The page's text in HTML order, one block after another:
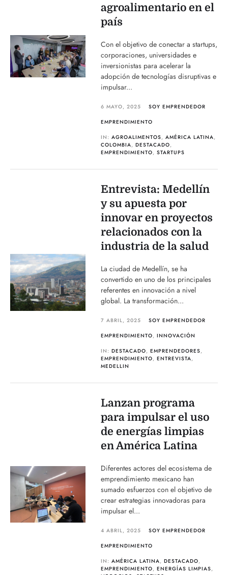
agroalimentario en el
país
Con el objetivo de conectar a startups,
corporaciones, universidades e
inversionistas para acelerar la
adopción de tecnologías disruptivas e
impulsar...
6 MAYO, 2025
SOY EMPRENDEDOR
EMPRENDIMIENTO
IN:AGROALIMENTOS,AMÉRICA LATINA,
COLOMBIA,DESTACADO,
EMPRENDIMIENTO,STARTUPS
Entrevista: Medellín
y su apuesta por
innovar en proyectos
relacionados con la
industria de la salud
La ciudad de Medellín, se ha
convertido en uno de los principales
referentes en innovación a nivel
global. La transformación...
7 ABRIL, 2025
SOY EMPRENDEDOR
EMPRENDIMIENTO,INNOVACIÓN
IN:DESTACADO,EMPRENDEDORES,
EMPRENDIMIENTO,ENTREVISTA,
MEDELLIN
Lanzan programa
para impulsar el uso
de energías limpias
en América Latina
Diferentes actores del ecosistema de
emprendimiento mexicano han
sumado esfuerzos con el objetivo de
crear estrategias innovadoras para
impulsar el...
4 ABRIL, 2025
SOY EMPRENDEDOR
EMPRENDIMIENTO
IN:AMÉRICA LATINA,DESTACADO,
EMPRENDIMIENTO,ENERGÍAS LIMPIAS,